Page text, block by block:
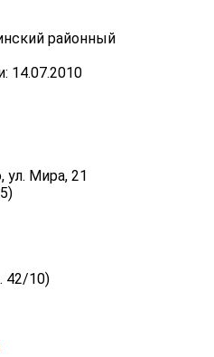
районный
14.07.2010
ул. Мира, 21
42/10)